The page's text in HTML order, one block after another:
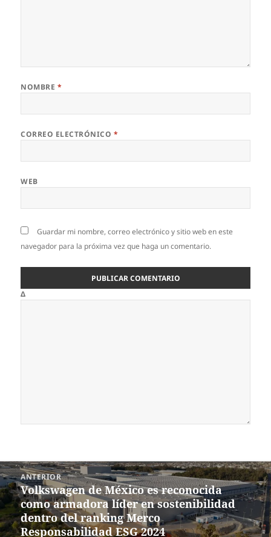
NOMBRE *
CORREO ELECTRÓNICO *
WEB
Guardar mi nombre, correo electrónico y sitio web en este
navegador para la próxima vez que haga un comentario.
Δ
Navegación
de
entradas
ANTERIOR
Entrada
anterior:
Volkswagen de México es reconocida
como armadora líder en sostenibilidad
dentro del ranking Merco
Responsabilidad ESG 2024